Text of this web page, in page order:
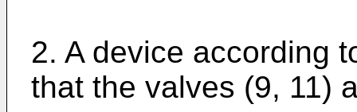
2. A device according
that the valves (9, 11)